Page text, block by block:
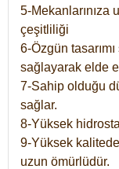
5-Mekanlarınıza
çeşitliliği
6-Özgün tasarımı
sağlayarak elde
7-Sahip olduğu
sağlar.
8-Yüksek
9-Yüksek
uzun ömürlüdür.